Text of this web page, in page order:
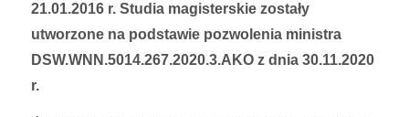
21.01.2016 r. Studia magisterskie zostały
utworzone na podstawie pozwolenia ministra
DSW.WNN.5014.267.2020.3.AKO z dnia 30.11.2020
r.